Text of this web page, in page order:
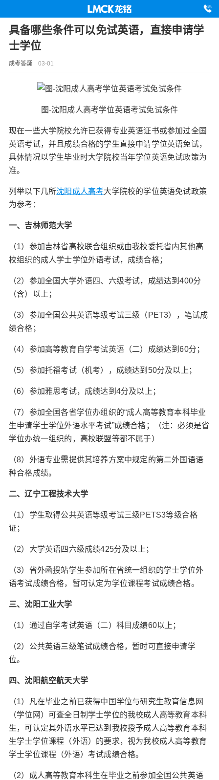
具备哪些条件可以免试英语，直接申请学
士学位
成考答疑03-01
图-沈阳成人高考学位英语考试免试条件
现在一些大学院校允许已获得专业英语证书或参加过全国
英语考试，并且成绩合格的学生直接申请学位英语免试，
具体情况以学生毕业时大学院校当年学位英语免试政策为
准。
列举以下几所沈阳成人高考大学院校的学位英语免试政策
为参考：
一、吉林师范大学
（1）参加吉林省高校联合组织或由我校委托省内其他高
校组织的成人学士学位外语考试，成绩合格；
（2）参加全国大学外语四、六级考试，成绩达到400分
（含）以上；
（3）参加全国公共英语等级考试三级（PET3），笔试成
绩合格；
（4）参加高等教育自学考试英语（二）成绩达到60分；
（5）参加托福考试（机考），成绩达到50分及以上；
（6）参加雅思考试，成绩达到4分及以上；
（7）参加全国各省学位办组织的“成人高等教育本科毕业
生申请学士学位外语水平考试”成绩合格；（注：必须是省
学位办统一组织的，高校联盟等都不属于）
（8）外语专业需提供其培养方案中规定的第二外国语语
种合格成绩。
二、辽宁工程技术大学
（1）学生取得公共英语等级考试三级PETS3等级合格
证；
（2）大学英语四六级成绩425分及以上；
（3）省外函授站学生参加所在省统一组织的学士学位外
语考试成绩合格，暂可认定为学位课程考试成绩合格。
三、沈阳工业大学
（1）通过自学考试英语（二）科目成绩60以上；
（2）公共英语三级笔试成绩合格，暂时可直接申请学
位。
四、沈阳航空航天大学
（1）凡在毕业之前已获得中国学位与研究生教育信息网
（学位网）可查全日制学士学位的我校成人高等教育本科
生，可认定其外语水平已达到我校授予成人高等教育本科
生学士学位课程（外语）的要求，视为我校成人高等教育
学士学位课程（外语）考试成绩合格。
（2）成人高等教育本科生在毕业之前参加全国公共英语